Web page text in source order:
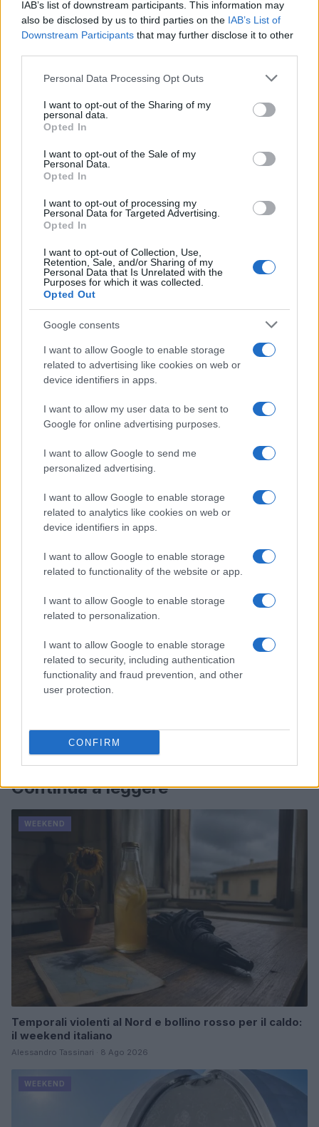
IAB’s list of downstream participants. This information may
also be disclosed by us to third parties on the IAB’s List of
Downstream Participants that may further disclose it to other
Please note that this website/app uses one or more Google
not limited to your visit or usage behaviour. You may click to
grant or deny consent to Google and its third-party tags to
use your data for below specified purposes in below Google
consent section.
Personal Data Processing Opt Outs
I want to opt-out of the Sharing of my
personal data.
Opted In
I want to opt-out of the Sale of my
Personal Data.
Opted In
I want to opt-out of processing my
Personal Data for Targeted Advertising.
Opted In
I want to opt-out of Collection, Use,
Retention, Sale, and/or Sharing of my
Personal Data that Is Unrelated with the
Purposes for which it was collected.
Opted Out
Google consents
I want to allow Google to enable storage
related to advertising like cookies on web or
device identifiers in apps.
I want to allow my user data to be sent to
Google for online advertising purposes.
I want to allow Google to send me
personalized advertising.
I want to allow Google to enable storage
related to analytics like cookies on web or
device identifiers in apps.
I want to allow Google to enable storage
related to functionality of the website or app.
I want to allow Google to enable storage
related to personalization.
I want to allow Google to enable storage
related to security, including authentication
functionality and fraud prevention, and other
user protection.
CONFIRM
terrazza, un bar e un centro spa con massaggi. Le
camere, pensate anche per famiglie, offrono
a poche ore dalle grandi città.
Per informazioni pratiche o proposte di
redazione della pubblicazione che organizza i
contenuti; i luoghi segnalati restano spunti utili per
pianificare fughe di fine settimana tra natura,
enogastronomiae relax.
AUTORE
Alessandro Tassinari
pieno di timbri, riscrisse un percorso alpino
dopo un incontro al Rifugio Garelli: oggi cura
storie di viaggio in chiave narrativa. In
redazione predilige longform, sostiene
taccuino logoro con mappe disegnate a
mano.
Continua a leggere
WEEKEND
Temporali violenti al Nord e bollino rosso per il caldo:
il weekend italiano
Alessandro Tassinari · 8 Ago 2026
WEEKEND